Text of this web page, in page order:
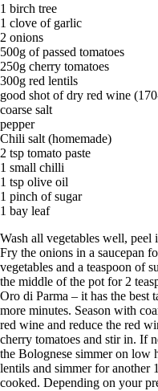
1 birch tree
1 clove of garlic
2 onions
500g of passed tomatoes
250g cherry tomatoes
300g red lentils
good shot of dry red wine
coarse salt
pepper
Chili salt (homemade)
2 tsp tomato paste
1 small chilli
1 tsp olive oil
1 pinch of sugar
1 bay leaf
Wash all vegetables well, peel
Fry the onions in a saucepan
vegetables and a teaspoon of
the middle of the pot for 2
Oro di Parma – it has the
more minutes. Season with
red wine and reduce the red
cherry tomatoes and stir in. If
the Bolognese simmer on low
lentils and simmer for another
cooked. Depending on your